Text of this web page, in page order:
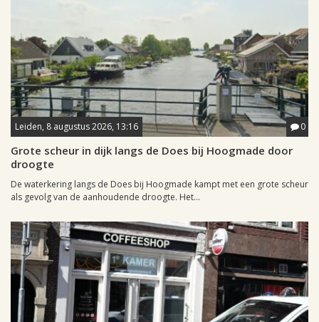
Leiden, 8 augustus 2026, 13:16 0
Grote scheur in dijk langs de Does bij Hoogmade door
droogte
De waterkering langs de Does bij Hoogmade kampt met een grote scheur
als gevolg van de aanhoudende droogte. Het...